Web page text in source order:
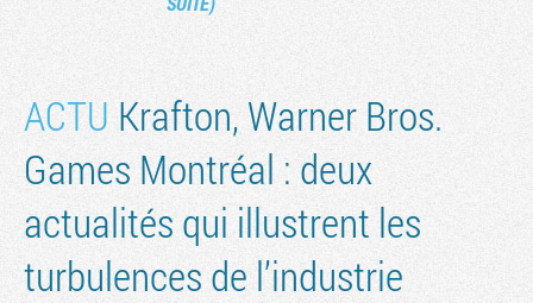
ACTU Krafton, Warner Bros.
Games Montréal : deux
actualités qui illustrent les
turbulences de l’industrie
Tribune